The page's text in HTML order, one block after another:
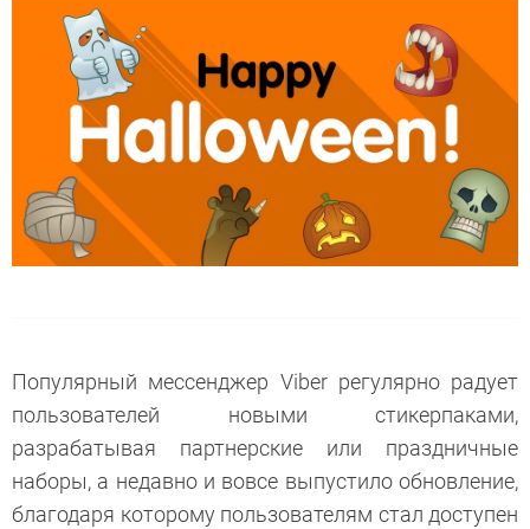
Популярный мессенджер Viber регулярно радует
пользователей новыми стикерпаками,
разрабатывая партнерские или праздничные
наборы, а недавно и вовсе выпустило обновление,
благодаря которому пользователям стал доступен